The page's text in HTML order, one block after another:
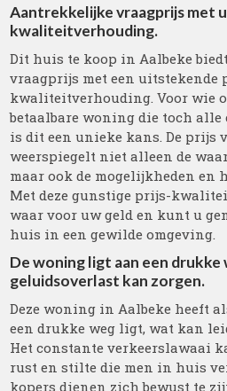
Aantrekkelijke vraagprijs met
kwaliteitverhouding.
Dit huis te koop in Aalbeke
vraagprijs met een uitstekende
kwaliteitverhouding. Voor wie
betaalbare woning die toch
is dit een unieke kans. De prijs
weerspiegelt niet alleen de
maar ook de mogelijkheden en
Met deze gunstige prijs-
waar voor uw geld en kunt u
huis in een gewilde omgeving.
De woning ligt aan een
geluidsoverlast kan zorgen.
Deze woning in Aalbeke heeft
een drukke weg ligt, wat kan
Het constante verkeerslawaai
rust en stilte die men in huis
kopers dienen zich bewust te